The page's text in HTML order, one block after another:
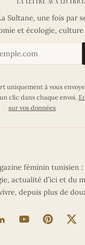
La lettre aux
Sultane, une fois par
et écologie,
Votre
uniquement à vous
clic dans chaque envoi.
sur vos données
féminin tunisien :
actualité d’ici et du
depuis plus de
Facebook (nouvel
sur Instagram
La Sultane sur
La Sultane sur
La La